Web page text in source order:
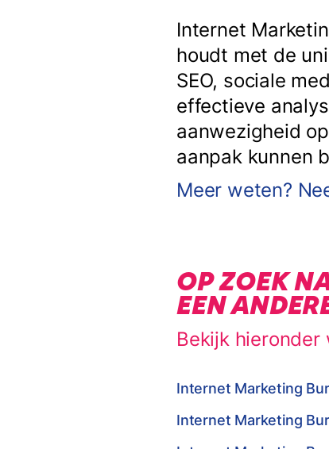
Internet
houdt met de
SEO, sociale
effectieve
aanwezigheid
aanpak kunnen
Meer weten?
OP ZOEK
EEN
Bekijk
Internet Marketing
Internet Marketing